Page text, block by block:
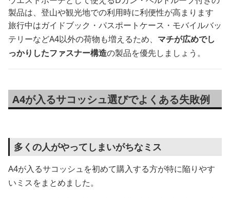
製品は、登山や観光地での利用時に利便性が高まります
旅行中はガイドブック・パスポートケース・モバイルバッ
テリーなどA4以外の荷物も増えるため、 マチが広めでし
っかりしたファスナー構造の製品を優先しましょう。
A4が入るサコッシュ選びでよくある失敗例
多くの人がやってしまいがちなミス
A4が入るサコッシュを初めて購入する方が特に陥りやす
いミスをまとめました。